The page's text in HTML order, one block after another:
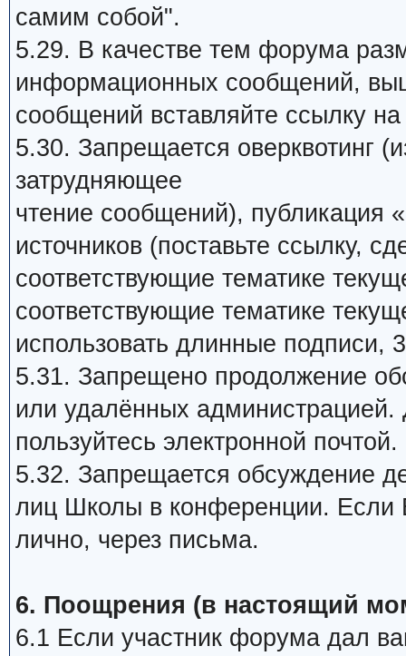
самим собой".
5.29. В качестве тем форума
информационных сообщений,
сообщений вставляйте ссылку
5.30. Запрещается оверквотинг
затрудняющее
чтение сообщений), публикация
источников (поставьте ссылку,
соответствующие тематике
соответствующие тематике
использовать длинные подписи,
5.31. Запрещено продолжение
или удалённых
пользуйтесь электронной почтой.
5.32. Запрещается обсуждение
лиц Школы в конференции. Если
лично, через письма.
6. Поощрения (в настоящий
6.1 Если участник форума дал